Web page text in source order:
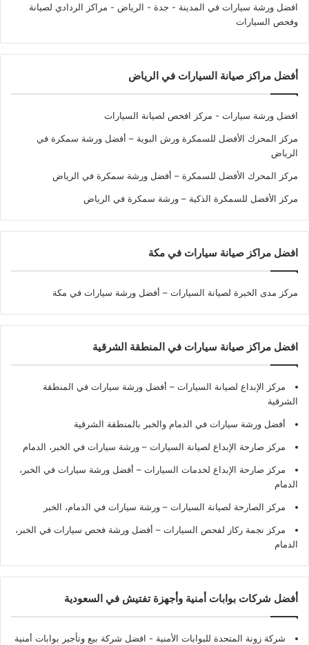
افضل ورشة سيارات في المدينة - جدة - الرياض - مراكز الردادي لصيانة
وفحص السيارات
أفضل مراكز صيانة السيارات في الرياض
افضل ورشة سيارات - مركز افحص لصيانة السيارات
مركز المحرك الأفضل للسمكرة ورش البوية – أفضل ورشة سمكرة في
الرياض
مركز المحرك الأفضل للسمكرة – أفضل ورشة سمكرة في الرياض
مركز الأفضل للسمكرة الذكية – ورشة سمكرة في الرياض
افضل مراكز صيانة سيارات في مكة
مركز مدى الخبرة لصيانة السيارات – أفضل ورشة سيارات في مكة
افضل مراكز صيانة سيارات في المنطقة الشرقية
مركز الإبداع لصيانة السيارات – أفضل ورشة سيارات في المنطقة
الشرقية
أفضل ورشة سيارات في الدمام والخبر بالمنطقة الشرقية
مركز صارحة الإبداع لصيانة السيارات – ورشة سيارات في الخبر، الدمام
مركز صارحة الإبداع لخدمات السيارات – أفضل ورشة سيارات في الخبر،
الدمام
مركز الصارحة لصيانة السيارات – ورشة سيارات في الدمام، الخبر
مركز نجمة ركاز لفحص السيارات – أفضل ورشة فحص سيارات في الخبر،
الدمام
أفضل شركات بوابات أمنية وأجهزة تفتيش في السعودية
شركة زونة المتحدة للبوابات الأمنية - افضل شركة بيع وتأجير بوابات أمنية